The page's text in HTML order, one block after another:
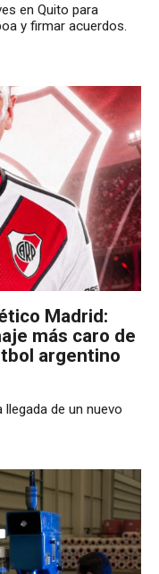
en Quito para
y firmar acuerdos.
Madrid:
más caro de
argentino
de un nuevo